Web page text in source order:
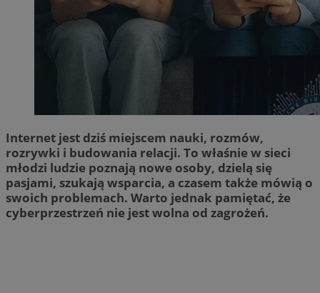
Internet jest dziś miejscem nauki, rozmów,
rozrywki i budowania relacji. To właśnie w sieci
młodzi ludzie poznają nowe osoby, dzielą się
pasjami, szukają wsparcia, a czasem także mówią o
swoich problemach. Warto jednak pamiętać, że
cyberprzestrzeń nie jest wolna od zagrożeń.